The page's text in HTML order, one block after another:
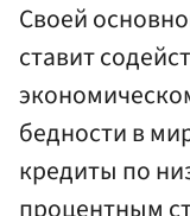
Своей
ставит
бедности в
кредиты по